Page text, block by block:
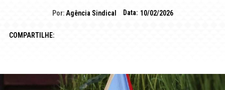
Por: Agência Sindical Data: 10/02/2026
COMPARTILHE: